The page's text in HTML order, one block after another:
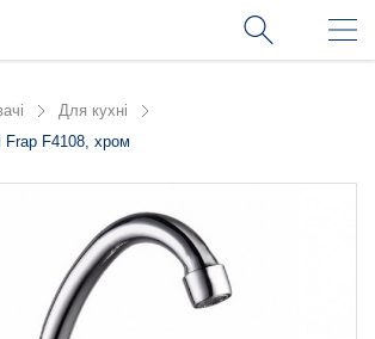
Для кухні
Frap F4108, хром